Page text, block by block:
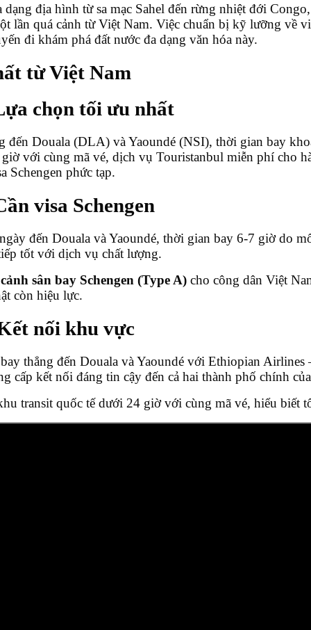
địa hình từ sa mạc Sahel đến rừng nhiệt đới
lần quá cảnh từ Việt Nam. Việc chuẩn bị kỹ lưỡng về
đi khám phá đất nước đa dạng văn hóa này.
từ Việt Nam
chọn tối ưu nhất
đến Douala (DLA) và Yaoundé (NSI), thời gian bay
với cùng mã vé, dịch vụ Touristanbul miễn phí cho
Schengen phức tạp.
visa Schengen
đến Douala và Yaoundé, thời gian bay 6-7 giờ do
tốt với dịch vụ chất lượng.
sân bay Schengen (Type A) cho công dân Việt
còn hiệu lực.
nối khu vực
thẳng đến Douala và Yaoundé với Ethiopian Airlines
cấp kết nối đáng tin cậy đến cả hai thành phố chính
transit quốc tế dưới 24 giờ với cùng mã vé, hiểu biết